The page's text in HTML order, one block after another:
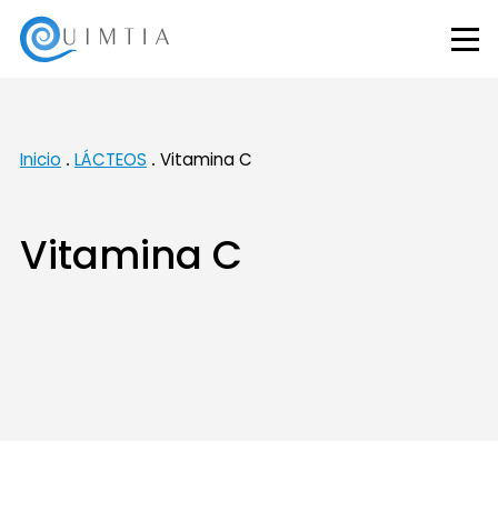
Inicio LÁCTEOS Vitamina C
Vitamina C